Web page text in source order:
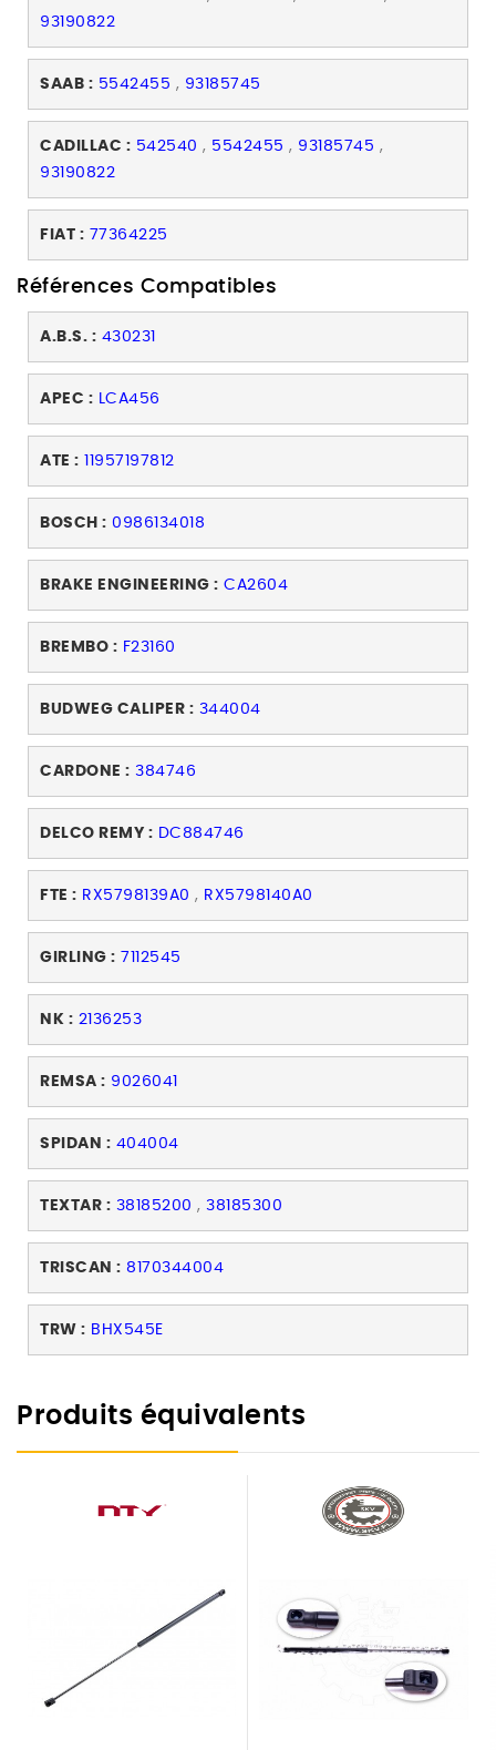
93190822
SAAB : 5542455 , 93185745
CADILLAC : 542540 , 5542455 , 93185745 ,
93190822
FIAT : 77364225
Références Compatibles
A.B.S. : 430231
APEC : LCA456
ATE : 11957197812
BOSCH : 0986134018
BRAKE ENGINEERING : CA2604
BREMBO : F23160
BUDWEG CALIPER : 344004
CARDONE : 384746
DELCO REMY : DC884746
FTE : RX5798139A0 , RX5798140A0
GIRLING : 7112545
NK : 2136253
REMSA : 9026041
SPIDAN : 404004
TEXTAR : 38185200 , 38185300
TRISCAN : 8170344004
TRW : BHX545E
Produits équivalents